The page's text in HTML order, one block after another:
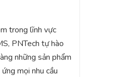
trong lĩnh vực
PNTech tự hào
những sản phẩm
mọi nhu cầu